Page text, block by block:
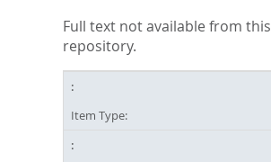
Full text not available from this
repository.
Item Type: